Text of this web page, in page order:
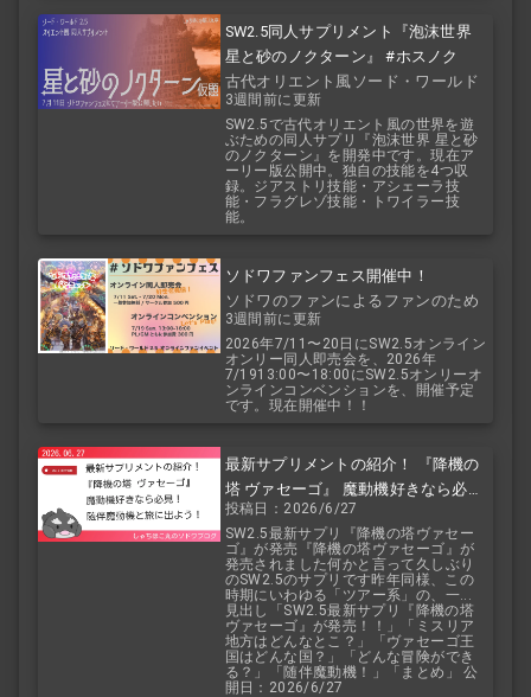
SW2.5同人サプリメント『泡沫世界
星と砂のノクターン』 #ホスノク
古代オリエント風ソード・ワールド
2.5
3週間前に更新
SW2.5で古代オリエント風の世界を遊
ぶための同人サプリ『泡沫世界 星と砂
のノクターン』を開発中です。現在ア
ーリー版公開中。独自の技能を4つ収
録。ジアストリ技能・アシェーラ技
能・フラグレゾ技能・トワイラー技
能。
ソドワファンフェス開催中！
ソドワのファンによるファンのため
のお祭り！
3週間前に更新
2026年7/11〜20日にSW2.5オンライン
オンリー同人即売会を、2026年
7/1913:00〜18:00にSW2.5オンリーオ
ンラインコンベンションを、開催予定
です。現在開催中！！
最新サプリメントの紹介！ 『降機の
塔 ヴァセーゴ』 魔動機好きなら必
見！ 随伴魔動機と旅に出よう！
投稿日：2026/6/27
SW2.5最新サプリ『降機の塔ヴァセー
ゴ』が発売『降機の塔ヴァセーゴ』が
発売されました何かと言って久しぶり
のSW2.5のサプリです昨年同様、この
時期にいわゆる「ツアー系」の、一...
見出し「SW2.5最新サプリ『降機の塔
ヴァセーゴ』が発売！！」「ミスリア
地方はどんなとこ？」「ヴァセーゴ王
国はどんな国？」「どんな冒険ができ
る？」「随伴魔動機！」「まとめ」 公
開日：2026/6/27